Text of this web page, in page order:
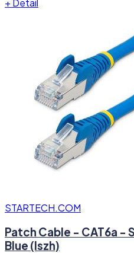
+ Detail
STARTECH.COM
Patch Cable - CAT6a -
Blue (lszh)